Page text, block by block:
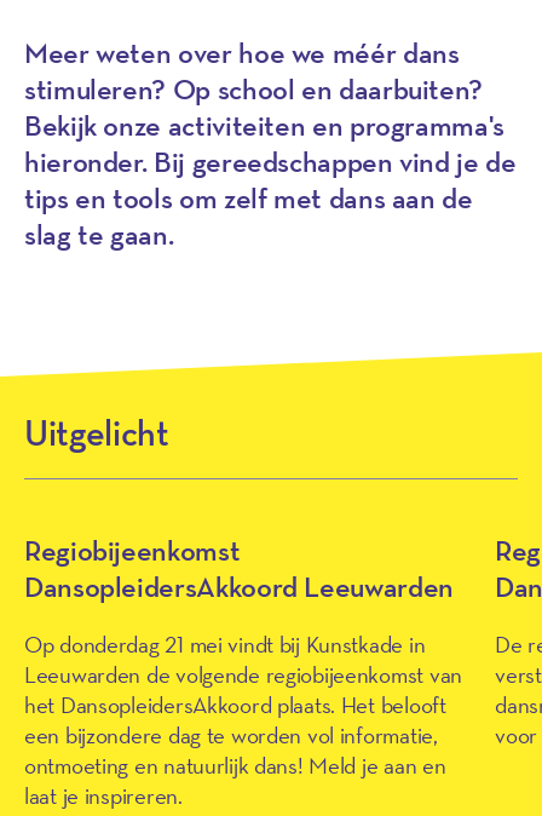
Meer weten over hoe we méér dans
stimuleren? Op school en daarbuiten?
Bekijk onze activiteiten en programma's
hieronder. Bij gereedschappen vind je de
tips en tools om zelf met dans aan de
slag te gaan.
Uitgelicht
Regiobijeenkomst
DansopleidersAkkoord Leeuwarden
Op donderdag 21 mei vindt bij Kunstkade in
Leeuwarden de volgende regiobijeenkomst van
het DansopleidersAkkoord plaats. Het belooft
een bijzondere dag te worden vol informatie,
ontmoeting en natuurlijk dans! Meld je aan en
laat je inspireren.
De
voor